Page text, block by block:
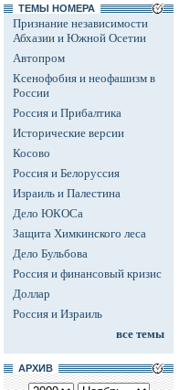
ТЕМЫ НОМЕРА
Признание независимости
Абхазии и Южной Осетии
Автопром
Ксенофобия и неофашизм в
России
Россия и Прибалтика
Исторические версии
Косово
Россия и Белоруссия
Израиль и Палестина
Дело ЮКОСа
Защита Химкинского леса
Дело Бульбова
Россия и финансовый кризис
Доллар
Россия и Израиль
все темы
АРХИВ